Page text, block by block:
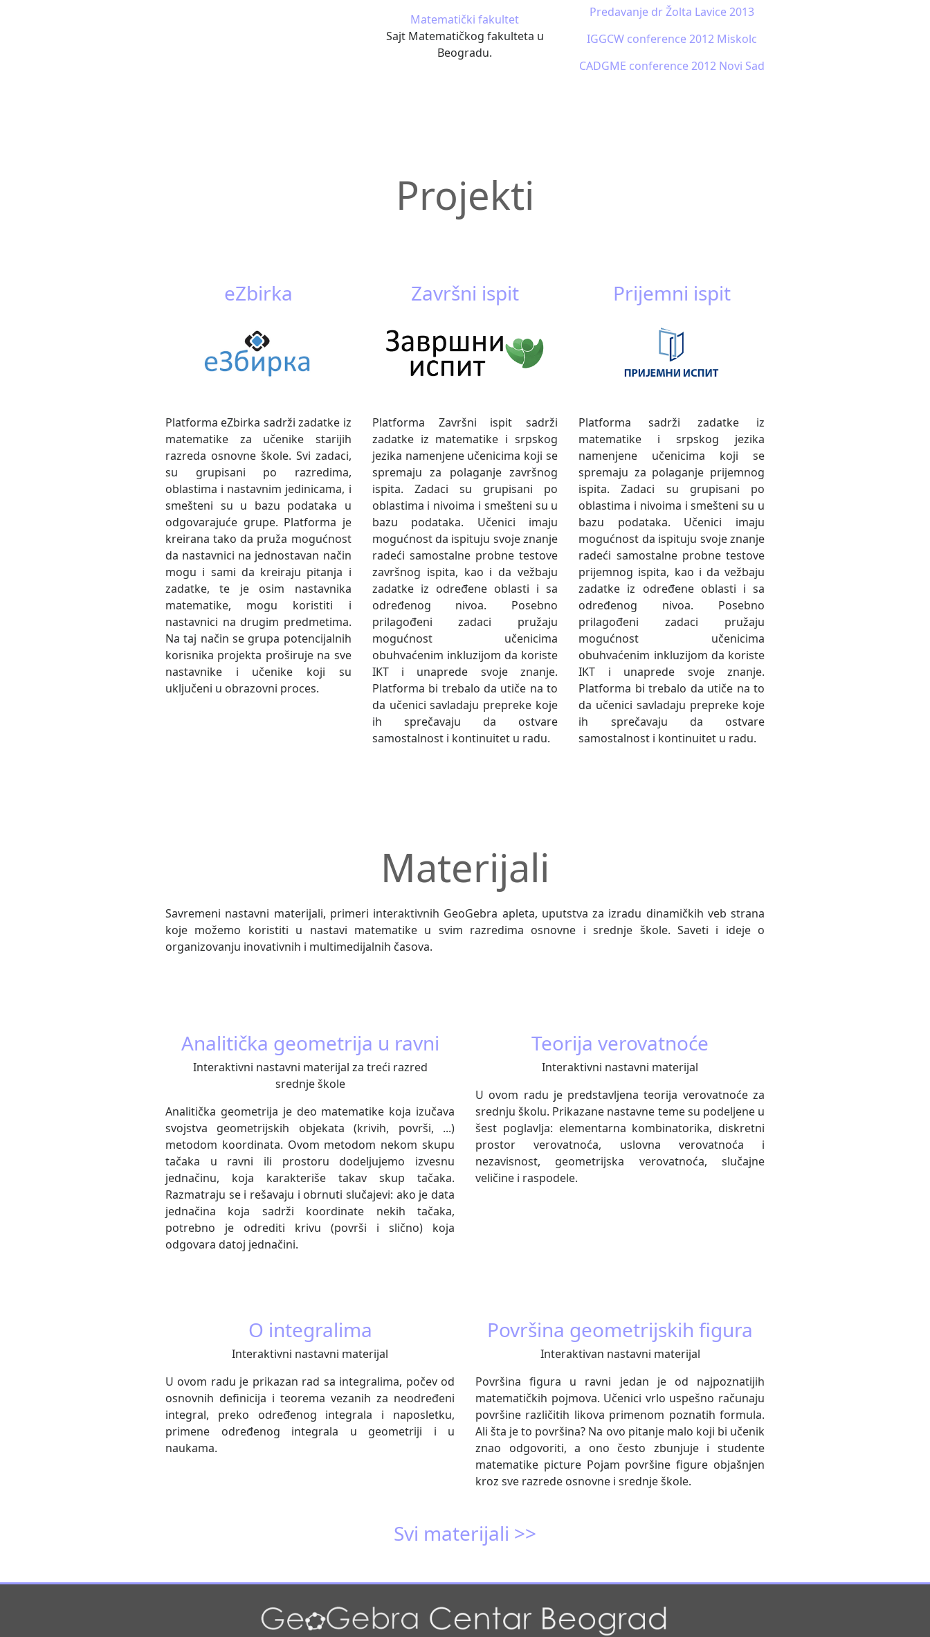
Matematički fakultet
Sajt Matematičkog fakulteta u
Beogradu.
Predavanje dr Žolta Lavice 2013
IGGCW conference 2012 Miskolc
CADGME conference 2012 Novi Sad
Projekti
eZbirka
Platforma eZbirka sadrži zadatke iz
matematike za učenike starijih
razreda osnovne škole. Svi zadaci,
su grupisani po razredima,
oblastima i nastavnim jedinicama, i
smešteni su u bazu podataka u
odgovarajuće grupe. Platforma je
kreirana tako da pruža mogućnost
da nastavnici na jednostavan način
mogu i sami da kreiraju pitanja i
zadatke, te je osim nastavnika
matematike, mogu koristiti i
nastavnici na drugim predmetima.
Na taj način se grupa potencijalnih
korisnika projekta proširuje na sve
nastavnike i učenike koji su
uključeni u obrazovni proces.
Završni ispit
Platforma Završni ispit sadrži
zadatke iz matematike i srpskog
jezika namenjene učenicima koji se
spremaju za polaganje završnog
ispita. Zadaci su grupisani po
oblastima i nivoima i smešteni su u
bazu podataka. Učenici imaju
mogućnost da ispituju svoje znanje
radeći samostalne probne testove
završnog ispita, kao i da vežbaju
zadatke iz određene oblasti i sa
određenog nivoa. Posebno
prilagođeni zadaci pružaju
mogućnost učenicima
obuhvaćenim inkluzijom da koriste
IKT i unaprede svoje znanje.
Platforma bi trebalo da utiče na to
da učenici savladaju prepreke koje
ih sprečavaju da ostvare
samostalnost i kontinuitet u radu.
Prijemni ispit
Platforma sadrži zadatke iz
matematike i srpskog jezika
namenjene učenicima koji se
spremaju za polaganje prijemnog
ispita. Zadaci su grupisani po
oblastima i nivoima i smešteni su u
bazu podataka. Učenici imaju
mogućnost da ispituju svoje znanje
radeći samostalne probne testove
prijemnog ispita, kao i da vežbaju
zadatke iz određene oblasti i sa
određenog nivoa. Posebno
prilagođeni zadaci pružaju
mogućnost učenicima
obuhvaćenim inkluzijom da koriste
IKT i unaprede svoje znanje.
Platforma bi trebalo da utiče na to
da učenici savladaju prepreke koje
ih sprečavaju da ostvare
samostalnost i kontinuitet u radu.
Materijali
Savremeni nastavni materijali, primeri interaktivnih GeoGebra apleta, uputstva za izradu dinamičkih veb strana
koje možemo koristiti u nastavi matematike u svim razredima osnovne i srednje škole. Saveti i ideje o
organizovanju inovativnih i multimedijalnih časova.
Analitička geometrija u ravni
Interaktivni nastavni materijal za treći razred
srednje škole
Analitička geometrija je deo matematike koja izučava
svojstva geometrijskih objekata (krivih, površi, ...)
metodom koordinata. Ovom metodom nekom skupu
tačaka u ravni ili prostoru dodeljujemo izvesnu
jednačinu, koja karakteriše takav skup tačaka.
Razmatraju se i rešavaju i obrnuti slučajevi: ako je data
jednačina koja sadrži koordinate nekih tačaka,
potrebno je odrediti krivu (površi i slično) koja
odgovara datoj jednačini.
Teorija verovatnoće
Interaktivni nastavni materijal
U ovom radu je predstavljena teorija verovatnoće za
srednju školu. Prikazane nastavne teme su podeljene u
šest poglavlja: elementarna kombinatorika, diskretni
prostor verovatnoća, uslovna verovatnoća i
nezavisnost, geometrijska verovatnoća, slučajne
veličine i raspodele.
O integralima
Interaktivni nastavni materijal
U ovom radu je prikazan rad sa integralima, počev od
osnovnih definicija i teorema vezanih za neodređeni
integral, preko određenog integrala i naposletku,
primene određenog integrala u geometriji i u
naukama.
Površina geometrijskih figura
Interaktivan nastavni materijal
Površina figura u ravni jedan je od najpoznatijih
matematičkih pojmova. Učenici vrlo uspešno računaju
površine različitih likova primenom poznatih formula.
Ali šta je to površina? Na ovo pitanje malo koji bi učenik
znao odgovoriti, a ono često zbunjuje i studente
matematike picture Pojam površine figure objašnjen
kroz sve razrede osnovne i srednje škole.
Svi materijali >>